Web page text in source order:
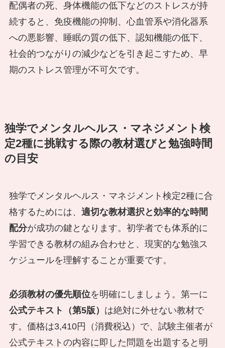
配偶者の死、身体機能の低下などのストレスが持
続すると、免疫機能の抑制、心血管系や消化器系
への悪影響、睡眠の質の低下、認知機能の低下、
社会的つながりの減少などを引き起こすため、早
期のストレス管理が不可欠です。
独学でメンタルヘルス・マネジメント検
定2種に挑戦する際の教材選びと勉強時間
の目安
独学でメンタルヘルス・マネジメント検定2種に合
格するためには、 適切な教材選択と効率的な時間
配分が成功の鍵となります。初学者でも体系的に
学習できる教材の組み合わせと、現実的な勉強ス
ケジュールを理解することが重要です。
必須教材の優先順位を明確にしましょう。第一に
公式テキスト（第5版） は絶対に外せない教材で
す。価格は3,410円（消費税込）で、試験主催者が
公式テキストの内容に即した問題を出題すると明